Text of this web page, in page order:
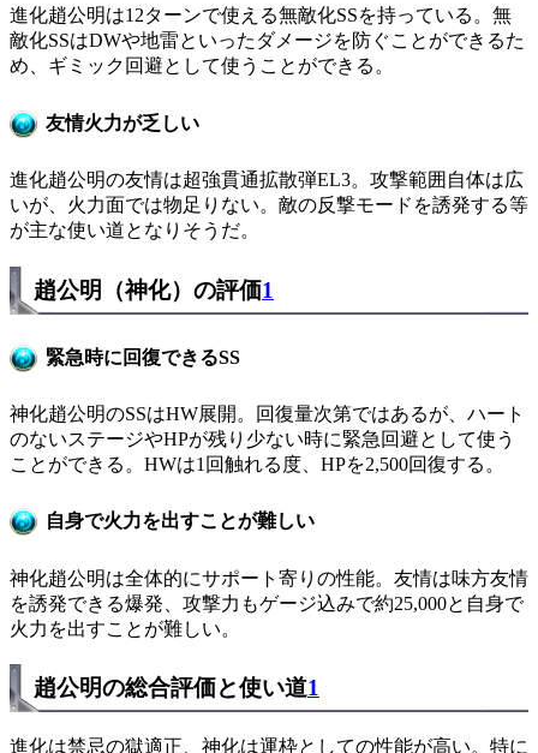
進化趙公明は12ターンで使える無敵化SSを持っている。無
敵化SSはDWや地雷といったダメージを防ぐことができるた
め、ギミック回避として使うことができる。
友情火力が乏しい
進化趙公明の友情は超強貫通拡散弾EL3。攻撃範囲自体は広
いが、火力面では物足りない。敵の反撃モードを誘発する等
が主な使い道となりそうだ。
趙公明（神化）の評価1
緊急時に回復できるSS
神化趙公明のSSはHW展開。回復量次第ではあるが、ハート
のないステージやHPが残り少ない時に緊急回避として使う
ことができる。HWは1回触れる度、HPを2,500回復する。
自身で火力を出すことが難しい
神化趙公明は全体的にサポート寄りの性能。友情は味方友情
を誘発できる爆発、攻撃力もゲージ込みで約25,000と自身で
火力を出すことが難しい。
趙公明の総合評価と使い道1
進化は禁忌の獄適正、神化は運枠としての性能が高い。特に